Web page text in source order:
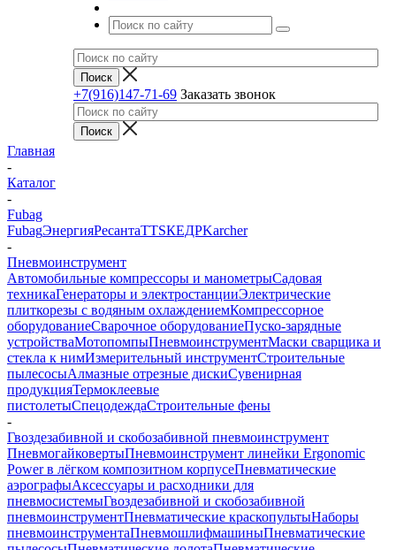
+7(916)147-71-69 Заказать звонок
Главная
-
Каталог
-
Fubag
FubagЭнергияРесантаTTSКЕДРKarcher
-
Пневмоинструмент
Автомобильные компрессоры и манометрыСадовая
техникаГенераторы и электростанцииЭлектрические
плиткорезы с водяным охлаждениемКомпрессорное
оборудованиеСварочное оборудованиеПуско-зарядные
устройстваМотопомпыПневмоинструментМаски сварщика и
стекла к нимИзмерительный инструментСтроительные
пылесосыАлмазные отрезные дискиСувенирная
продукцияТермоклеевые
пистолетыСпецодеждаСтроительные фены
-
Гвоздезабивной и скобозабивной пневмоинструмент
ПневмогайковертыПневмоинструмент линейки Ergonomic
Power в лёгком композитном корпусеПневматические
аэрографыАксессуары и расходники для
пневмосистемыГвоздезабивной и скобозабивной
пневмоинструментПневматические краскопультыНаборы
пневмоинструментаПневмошлифмашиныПневматические